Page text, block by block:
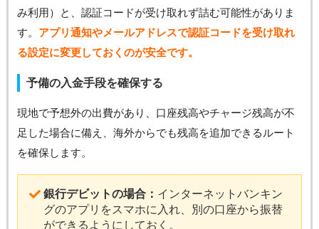
み利用）と、認証コードが受け取れず詰む可能性がありま
す。 アプリ通知やメールアドレスで認証コードを受け取れ
る設定に変更しておくのが安全です。
予備の入金手段を確保する
現地で予想外の出費があり、口座残高やチャージ残高が不
足した場合に備え、海外からでも残高を追加できるルート
を確保します。
銀行デビットの場合： インターネットバンキン
グのアプリをスマホに入れ、別の口座から振替
ができるようにしておく。